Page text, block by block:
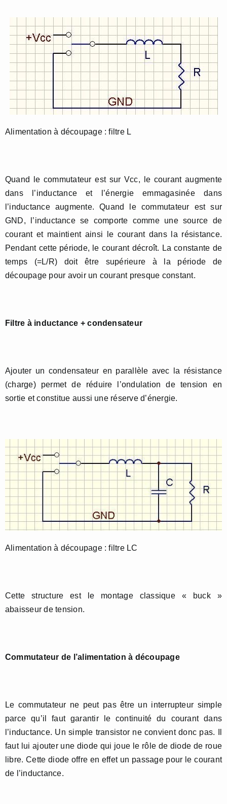
Alimentation à découpage : filtre L
Quand le commutateur est sur Vcc, le courant augmente
dans l’inductance et l’énergie emmagasinée dans
l’inductance augmente. Quand le commutateur est sur
GND, l’inductance se comporte comme une source de
courant et maintient ainsi le courant dans la résistance.
Pendant cette période, le courant décroît. La constante de
temps (=L/R) doit être supérieure à la période de
découpage pour avoir un courant presque constant.
Filtre à inductance + condensateur
Ajouter un condensateur en parallèle avec la résistance
(charge) permet de réduire l’ondulation de tension en
sortie et constitue aussi une réserve d’énergie.
Alimentation à découpage : filtre LC
Cette structure est le montage classique « buck »
abaisseur de tension.
Commutateur de l’alimentation à découpage
Le commutateur ne peut pas être un interrupteur simple
parce qu’il faut garantir le continuité du courant dans
l’inductance. Un simple transistor ne convient donc pas. Il
faut lui ajouter une diode qui joue le rôle de diode de roue
libre. Cette diode offre en effet un passage pour le courant
de l’inductance.